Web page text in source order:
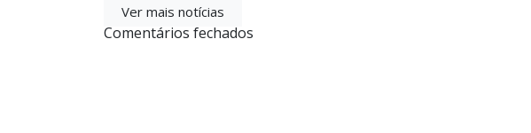
Ver mais notícias
Comentários fechados